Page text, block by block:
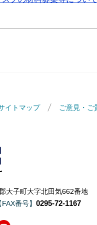
イトマップ ご意見・ご
大子町大字北田気662番地
FAX番号】 0295-72-1167